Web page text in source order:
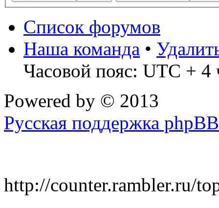
Список форумов
Наша команда •
Часовой пояс: UTC + 4
Powered by © 2013
Русская поддержка phpBB
http://counter.rambler.ru/